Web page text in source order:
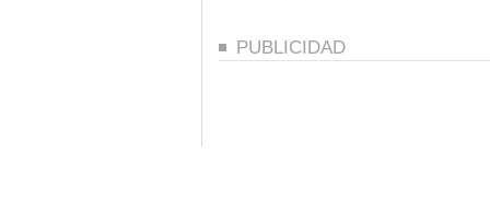
PUBLICIDAD